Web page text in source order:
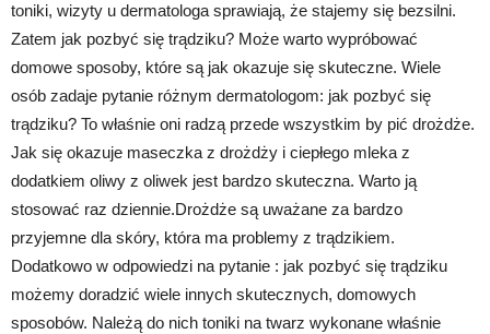
toniki, wizyty u dermatologa sprawiają, że stajemy się bezsilni.
Zatem jak pozbyć się trądziku? Może warto wypróbować
domowe sposoby, które są jak okazuje się skuteczne. Wiele
osób zadaje pytanie różnym dermatologom: jak pozbyć się
trądziku? To właśnie oni radzą przede wszystkim by pić drożdże.
Jak się okazuje maseczka z drożdży i ciepłego mleka z
dodatkiem oliwy z oliwek jest bardzo skuteczna. Warto ją
stosować raz dziennie.Drożdże są uważane za bardzo
przyjemne dla skóry, która ma problemy z trądzikiem.
Dodatkowo w odpowiedzi na pytanie : jak pozbyć się trądziku
możemy doradzić wiele innych skutecznych, domowych
sposobów. Należą do nich toniki na twarz wykonane właśnie